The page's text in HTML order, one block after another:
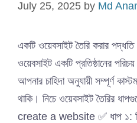
July 25, 2025 by Md
একটি ওয়েবসাইট তৈরি করার পদ্ধতি
ওয়েবসাইট একটি প্রতিষ্ঠানের
আপনার চাহিদা অনুযায়ী সম্পূর্ণ
থাকি। নিচে ওয়েবসাইট তৈরির
create a website ✅ ধাপ ১: